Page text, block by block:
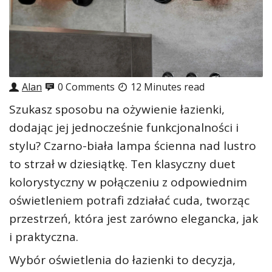
Alan 0 Comments 12 Minutes read
Szukasz sposobu na ożywienie łazienki,
dodając jej jednocześnie funkcjonalności i
stylu? Czarno-biała lampa ścienna nad lustro
to strzał w dziesiątkę. Ten klasyczny duet
kolorystyczny w połączeniu z odpowiednim
oświetleniem potrafi zdziałać cuda, tworząc
przestrzeń, która jest zarówno elegancka, jak
i praktyczna.
Wybór oświetlenia do łazienki to decyzja,